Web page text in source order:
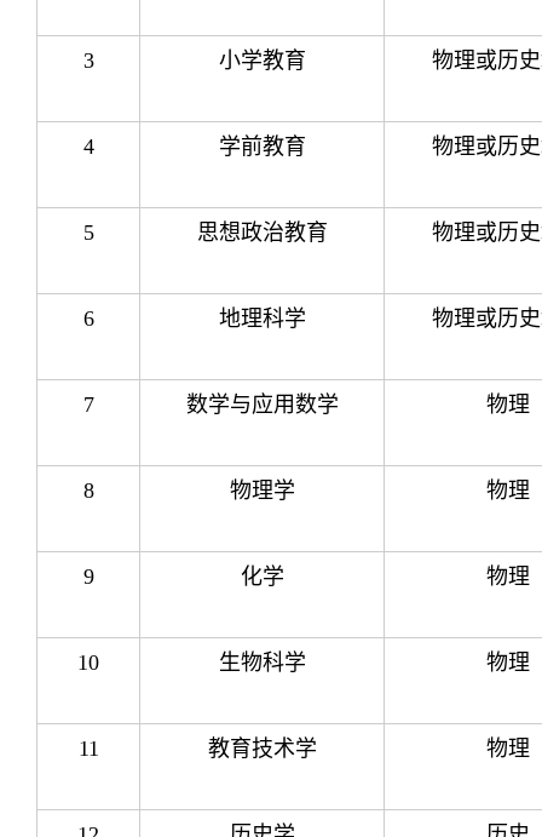
3 小学教育 物理或历
4 学前教育 物理或历
5 思想政治教育 物理或历
6 地理科学 物理或历
7 数学与应用数学 物理
8 物理学 物理
9 化学 物理
10 生物科学 物理
11 教育技术学 物理